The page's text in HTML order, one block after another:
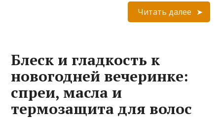
Читать далее
Блеск и гладкость к
новогодней вечеринке:
спреи, масла и
термозащита для волос